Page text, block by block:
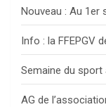
Nouveau : Au 1er
Info : la FFEPGV
Semaine du
AG de